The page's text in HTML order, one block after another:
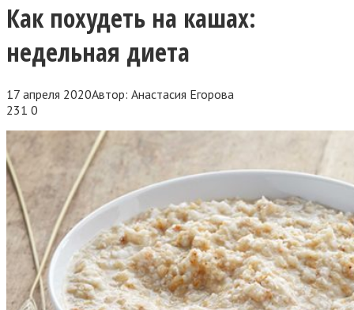
Как похудеть на кашах:
недельная диета
17 апреля 2020Автор: Анастасия Егорова
231 0